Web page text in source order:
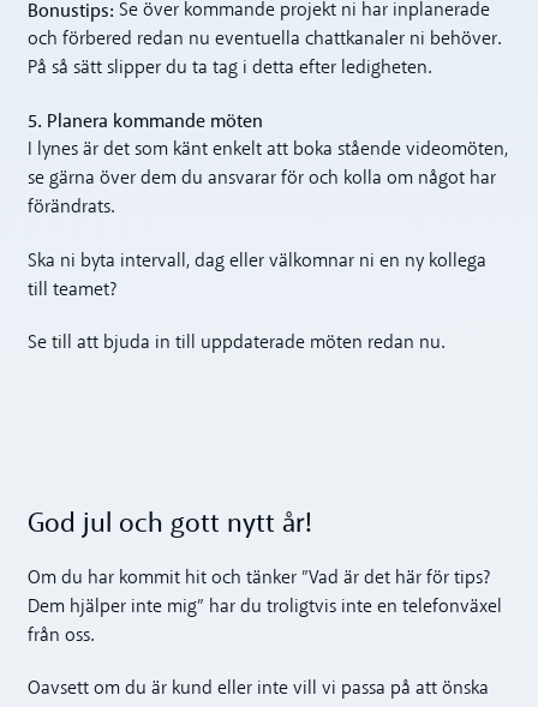
Bonustips: Se över kommande projekt ni har inplanerade
och förbered redan nu eventuella chattkanaler ni behöver.
På så sätt slipper du ta tag i detta efter ledigheten.
5. Planera kommande möten
I lynes är det som känt enkelt att boka stående videomöten,
se gärna över dem du ansvarar för och kolla om något har
förändrats.
Ska ni byta intervall, dag eller välkomnar ni en ny kollega
till teamet?
Se till att bjuda in till uppdaterade möten redan nu.
God jul och gott nytt år!
Om du har kommit hit och tänker ”Vad är det här för tips?
Dem hjälper inte mig” har du troligtvis inte en telefonväxel
från oss.
Oavsett om du är kund eller inte vill vi passa på att önska